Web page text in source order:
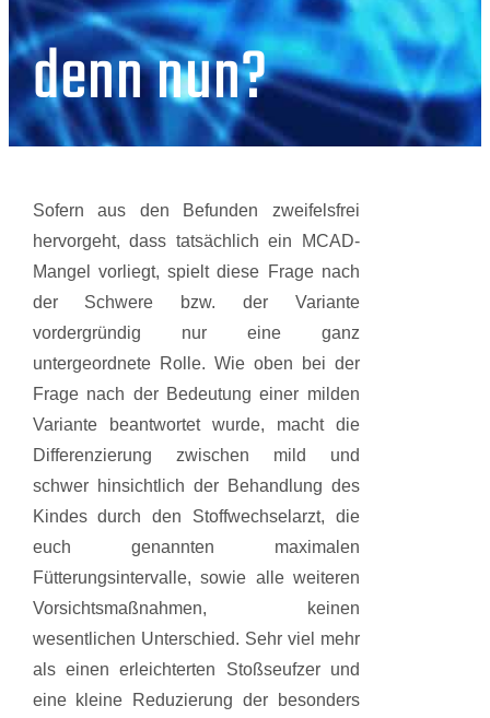
denn nun?
Sofern aus den Befunden zweifelsfrei
hervorgeht, dass tatsächlich ein MCAD-
Mangel vorliegt, spielt diese Frage nach
der Schwere bzw. der Variante
vordergründig nur eine ganz
untergeordnete Rolle. Wie oben bei der
Frage nach der Bedeutung einer milden
Variante beantwortet wurde, macht die
Differenzierung zwischen mild und
schwer hinsichtlich der Behandlung des
Kindes durch den Stoffwechselarzt, die
euch genannten maximalen
Fütterungsintervalle, sowie alle weiteren
Vorsichtsmaßnahmen, keinen
wesentlichen Unterschied. Sehr viel mehr
als einen erleichterten Stoßseufzer und
eine kleine Reduzierung der besonders